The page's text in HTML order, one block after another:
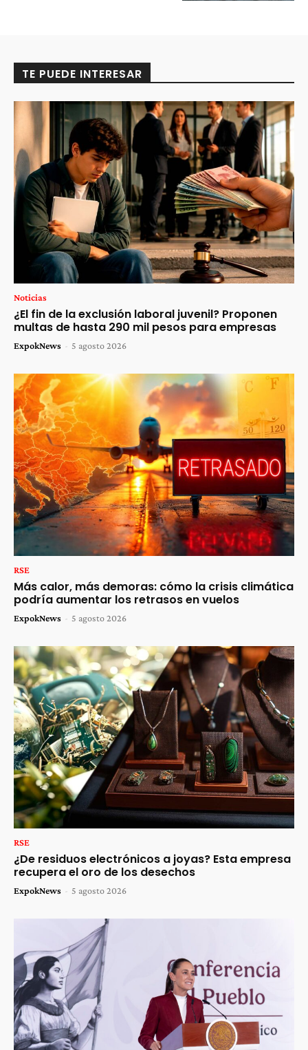
TE PUEDE INTERESAR
Noticias
¿El fin de la exclusión laboral juvenil? Proponen
multas de hasta 290 mil pesos para empresas
ExpokNews - 5 agosto 2026
RSE
Más calor, más demoras: cómo la crisis climática
podría aumentar los retrasos en vuelos
ExpokNews - 5 agosto 2026
RSE
¿De residuos electrónicos a joyas? Esta empresa
recupera el oro de los desechos
ExpokNews - 5 agosto 2026